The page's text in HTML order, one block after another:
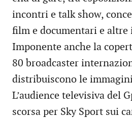
incontri e talk show,
film e documentari e
Imponente anche la
80 broadcaster
distribuiscono le
L’audience televisiva del
scorsa per Sky Sport sui